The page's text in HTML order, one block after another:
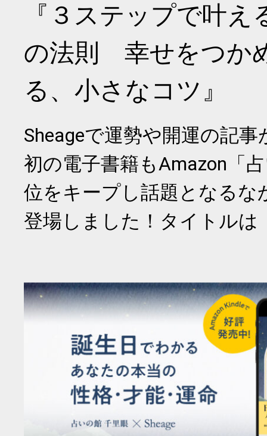
『３ステップで叶
の法則 幸せをつか
る、小さなコツ』
Sheageで運勢や開運の記
初の電子書籍もAmazon「
位をキープし話題となるな
登場しました！タイトルは